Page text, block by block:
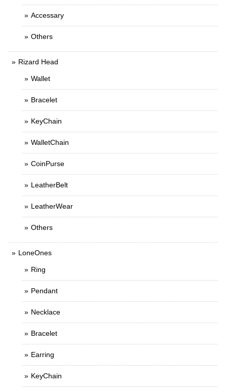
Accessary
Others
Rizard Head
Wallet
Bracelet
KeyChain
WalletChain
CoinPurse
LeatherBelt
LeatherWear
Others
LoneOnes
Ring
Pendant
Necklace
Bracelet
Earring
KeyChain